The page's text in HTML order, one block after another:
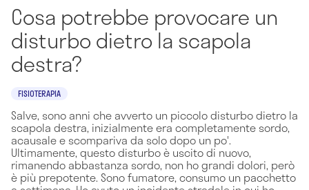
Cosa potrebbe provocare un
disturbo dietro la scapola
destra?
FISIOTERAPIA
Salve, sono anni che avverto un piccolo disturbo dietro la
scapola destra, inizialmente era completamente sordo,
acausale e scompariva da solo dopo un po'.
Ultimamente, questo disturbo è uscito di nuovo,
rimanendo abbastanza sordo, non ho grandi dolori, però
è più prepotente. Sono fumatore, consumo un pacchetto